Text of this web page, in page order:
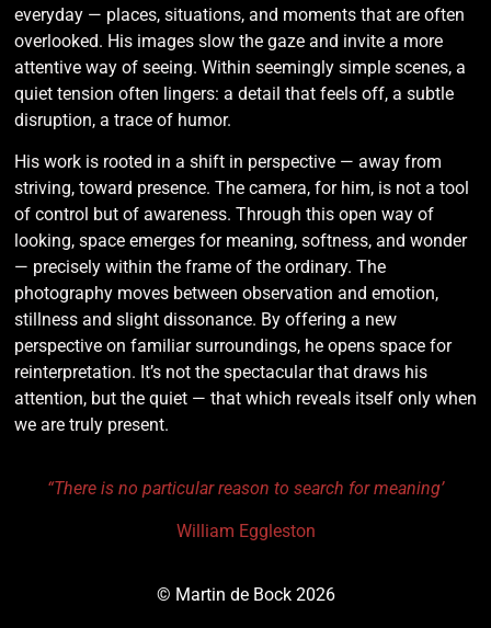
everyday — places, situations, and moments that are often
overlooked. His images slow the gaze and invite a more
attentive way of seeing. Within seemingly simple scenes, a
quiet tension often lingers: a detail that feels off, a subtle
disruption, a trace of humor.
His work is rooted in a shift in perspective — away from
striving, toward presence. The camera, for him, is not a tool
of control but of awareness. Through this open way of
looking, space emerges for meaning, softness, and wonder
— precisely within the frame of the ordinary. The
photography moves between observation and emotion,
stillness and slight dissonance. By offering a new
perspective on familiar surroundings, he opens space for
reinterpretation. It’s not the spectacular that draws his
attention, but the quiet — that which reveals itself only when
we are truly present.
“There is no particular reason to search for meaning’
William Eggleston
© Martin de Bock 2026